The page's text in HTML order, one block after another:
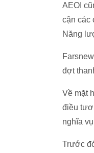
AEOI
cận các
Năng
đợt
Về mặt
điều
nghĩa
Trước